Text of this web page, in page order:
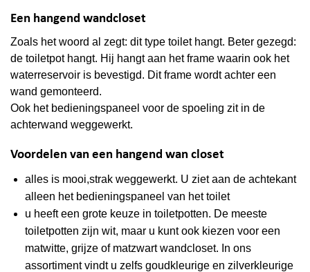
Een hangend wandcloset
Zoals het woord al zegt: dit type toilet hangt. Beter gezegd:
de toiletpot hangt. Hij hangt aan het frame waarin ook het
waterreservoir is bevestigd. Dit frame wordt achter een
wand gemonteerd.
Ook het bedieningspaneel voor de spoeling zit in de
achterwand weggewerkt.
Voordelen van een hangend wan closet
alles is mooi,strak weggewerkt. U ziet aan de achtekant
alleen het bedieningspaneel van het toilet
u heeft een grote keuze in toiletpotten. De meeste
toiletpotten zijn wit, maar u kunt ook kiezen voor een
matwitte, grijze of matzwart wandcloset. In ons
assortiment vindt u zelfs goudkleurige en zilverkleurige